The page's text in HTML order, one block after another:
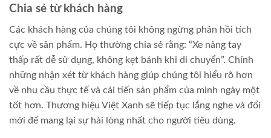
Chia sẻ từ khách hàng
Các khách hàng của chúng tôi không ngừng phản hồi tích
cực về sản phẩm. Họ thường chia sẻ rằng: “Xe nâng tay
thấp rất dễ sử dụng, không kẹt bánh khi di chuyển”. Chính
những nhận xét từ khách hàng giúp chúng tôi hiểu rõ hơn
về nhu cầu thực tế và cải tiến sản phẩm của mình ngày một
tốt hơn. Thương hiệu Việt Xanh sẽ tiếp tục lắng nghe và đổi
mới để mang lại sự hài lòng nhất cho người tiêu dùng.